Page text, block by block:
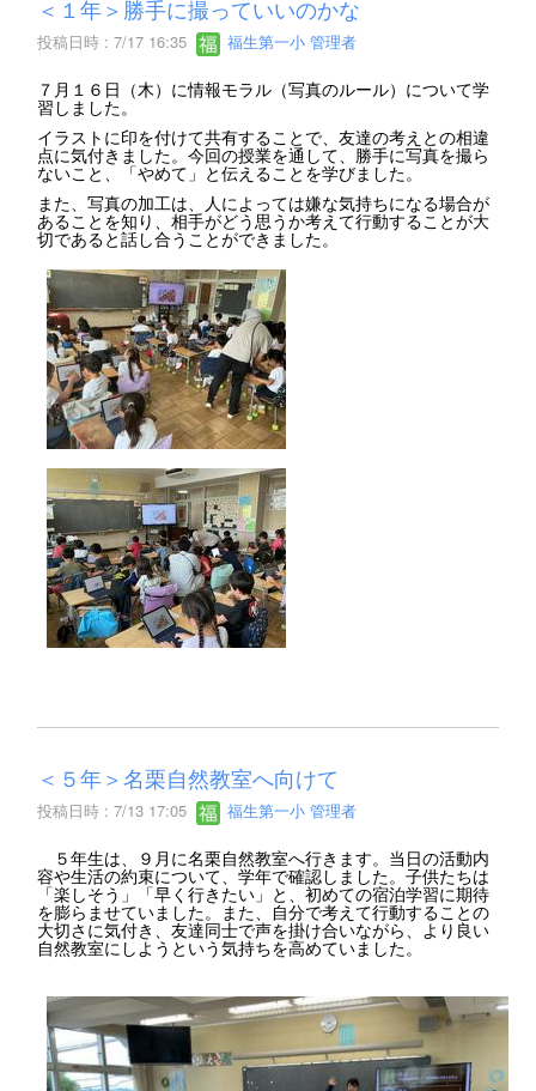
＜１年＞勝手に撮っていいのかな
投稿日時 : 7/17 16:35 福生第一小 管理者
７月１６日（木）に情報モラル（写真のルール）について学
習しました。
イラストに印を付けて共有することで、友達の考えとの相違
点に気付きました。今回の授業を通して、勝手に写真を撮ら
ないこと、「やめて」と伝えることを学びました。
また、写真の加工は、人によっては嫌な気持ちになる場合が
あることを知り、相手がどう思うか考えて行動することが大
切であると話し合うことができました。
＜５年＞名栗自然教室へ向けて
投稿日時 : 7/13 17:05 福生第一小 管理者
５年生は、９月に名栗自然教室へ行きます。当日の活動内
容や生活の約束について、学年で確認しました。子供たちは
「楽しそう」「早く行きたい」と、初めての宿泊学習に期待
を膨らませていました。また、自分で考えて行動することの
大切さに気付き、友達同士で声を掛け合いながら、より良い
自然教室にしようという気持ちを高めていました。